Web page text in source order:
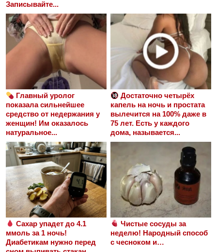
Записывайте...
Главный уролог
показала сильнейшее
средство от недержания у
женщин! Им оказалось
натуральное...
Достаточно четырёх
капель на ночь и простата
вылечится на 100% даже в
75 лет. Есть у каждого
дома, называется...
Сахар упадет до 4.1
ммоль за 1 ночь!
Диабетикам нужно перед
Чистые сосуды за
неделю! Народный способ
с чесноком и…